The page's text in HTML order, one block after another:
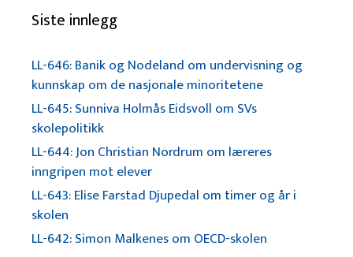
Siste innlegg
LL-646: Banik og Nodeland om undervisning og
kunnskap om de nasjonale minoritetene
LL-645: Sunniva Holmås Eidsvoll om SVs
skolepolitikk
LL-644: Jon Christian Nordrum om læreres
inngripen mot elever
LL-643: Elise Farstad Djupedal om timer og år i
skolen
LL-642: Simon Malkenes om OECD-skolen